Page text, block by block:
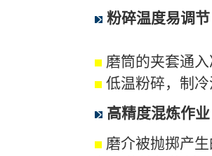
粉碎温度易调节
磨筒的夹套通入
低温粉碎，制
高精度混炼作业
磨介被抛掷产生